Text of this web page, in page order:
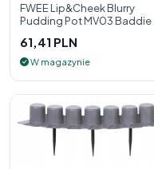
FWEE Lip&Cheek Blurry
Pudding Pot MV03 Baddie 5
policzk
61,41 PLN
W magazynie